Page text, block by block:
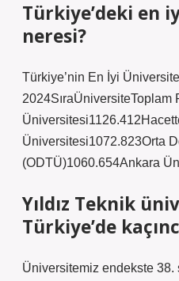
Türkiye’deki en
neresi?
Türkiye’nin En İyi
2024SıraÜniversiteToplam
Üniversitesi1072.823Orta
(ODTÜ)1060.654Ankara
Yıldız Teknik
Türkiye’de
Üniversitemiz endekste 38.